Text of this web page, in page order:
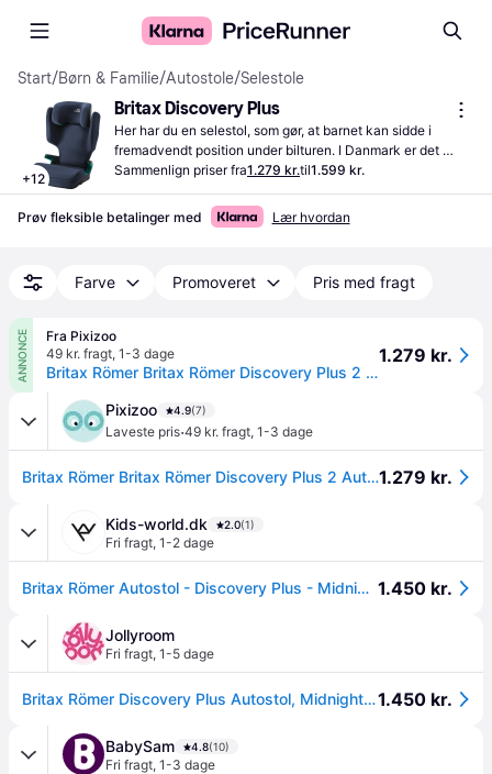
Start/Børn & Familie/Autostole/Selestole
+12
Britax Discovery Plus
Her har du en selestol, som gør, at barnet kan sidde i
fremadvendt position under bilturen. I Danmark er det
lovpligtigt, at alle børn under 135 centimeter skal bruge
autostol
Sammenlign priser fra1.279 kr.til1.599 kr.
Prøv fleksible betalinger med Lær hvordan
Farve Promoveret Pris med fragt
ANNONCE
Fra Pixizoo
49 kr. fragt, 1-3 dage
Britax Römer Britax Römer Discovery Plus 2 Autostol - Space Black
1.279 kr.
Pixizoo 4.9(7)
Laveste pris·49 kr. fragt, 1-3 dage
Britax Römer Britax Römer Discovery Plus 2 Autostol - Space Black1.279 kr.
Kids-world.dk 2.0(1)
Fri fragt, 1-2 dage
Britax Römer Autostol - Discovery Plus - Midnight Grey - Britax Römer - OneSize - Autostol 1.450 kr.
Jollyroom
Fri fragt, 1-5 dage
Britax Römer Discovery Plus Autostol, Midnight Grey1.450 kr.
BabySam 4.8(10)
Fri fragt, 1-3 dage